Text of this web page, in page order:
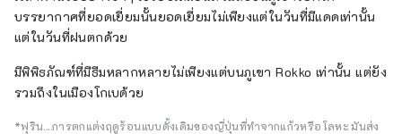
บรรยากาศที่ยอดเยี่ยมนั้นยอดเยี่ยมไม่เพียงแต่ในวันที่มีแดดเท่านั้น
แต่ในวันที่ฝนตกด้วย
มีพิพิธภัณฑ์ที่มีธีมหลากหลายไม่เพียงแต่บนภูเขา Rokko เท่านั้น แต่ยัง
รวมถึงในเมืองโกเบด้วย
*ฟุริน....การตกแต่งฤดูร้อนแบบดั้งเดิมของญี่ปุ่นที่ทำจากแก้วหรือโลหะ มันส่ง